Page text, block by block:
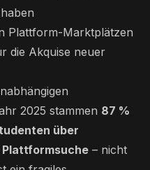
Plattform-Marktplätzen
die Akquise neuer
2025 stammen 87 %
über
– nicht